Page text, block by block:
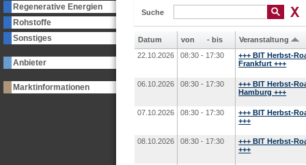
Regenerative Energien
Rohstoffe
Sonstiges
Anbieter
Marktinformationen
Suche
Datum von -bis
Veranstaltung
22.10.2026
08:30 - 17:30
+++ BIT Herbst-
Frankfurt +++
06.10.2026 08:30 - 17:30
+++ BIT Herbst-
Hamburg +++
07.10.2026 08:30 - 17:30
+++ BIT Herbst-
+++
08.10.2026 08:30 - 17:30
+++ BIT Herbst-
+++